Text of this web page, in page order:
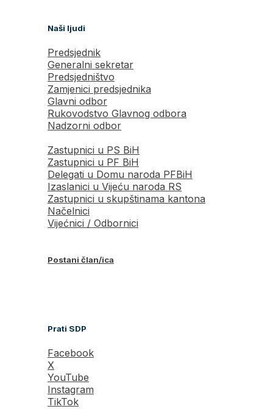
Naši ljudi
Predsjednik
Generalni sekretar
Predsjedništvo
Zamjenici predsjednika
Glavni odbor
Rukovodstvo Glavnog odbora
Nadzorni odbor
Zastupnici u PS BiH
Zastupnici u PF BiH
Delegati u Domu naroda PFBiH
Izaslanici u Vijeću naroda RS
Zastupnici u skupštinama kantona
Načelnici
Vijećnici / Odbornici
Postani član/ica
Prati SDP
Facebook
X
YouTube
Instagram
TikTok